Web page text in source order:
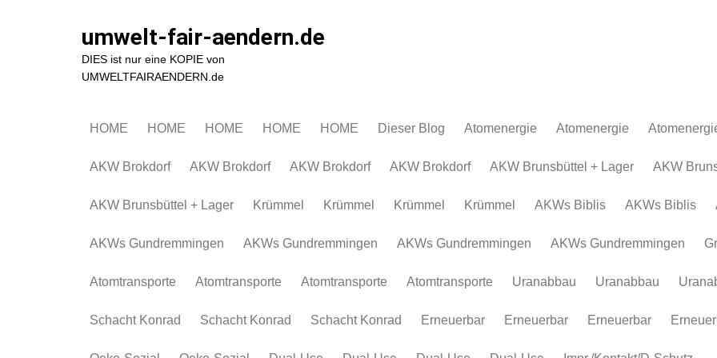
umwelt-fair-aendern.de
DIES ist nur eine KOPIE von
UMWELTFAIRAENDERN.de
HOME HOME HOME HOME HOME Dieser Blog Atomenergie
Atomkraftwerke
AKW
Krümmel
AKWs Biblis
Atomenergie
Atomkraftwerke
Atommüll
Rohstoffe und Konflikte
Atommüll
Rohstoffe
AKW Brokdorf AKW Brokdorf AKW Brokdorf AKW Brokdorf AKW Brunsbüttel + Lager AKW
AKW Brunsbüttel + Lager Krümmel Krümmel Krümmel Krümmel AKWs Biblis AKWs Biblis
AKWs Gundremmingen AKWs Gundremmingen AKWs Gundremmingen AKWs Gundremmingen
Atomtransporte Atomtransporte Atomtransporte Atomtransporte Uranabbau Uranabbau
Schacht Konrad Schacht Konrad Schacht Konrad Erneuerbar Erneuerbar Erneuerbar